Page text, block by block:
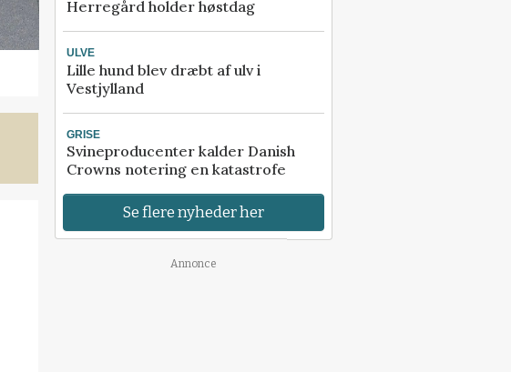
Herregård holder høstdag
ULVE
Lille hund blev dræbt af ulv i
Vestjylland
GRISE
Svineproducenter kalder Danish
Crowns notering en katastrofe
Se flere nyheder her
Annonce